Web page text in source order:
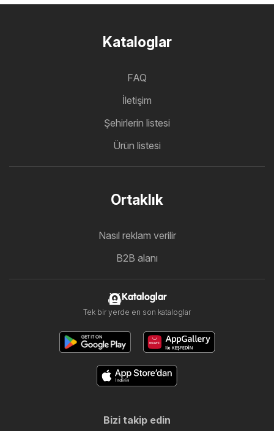
Kataloglar
FAQ
İletişim
Şehirlerin listesi
Ürün listesi
Ortaklık
Nasıl reklam verilir
B2B alanı
Kataloglar
Tek bir yerde en son kataloglar
Bizi takip edin